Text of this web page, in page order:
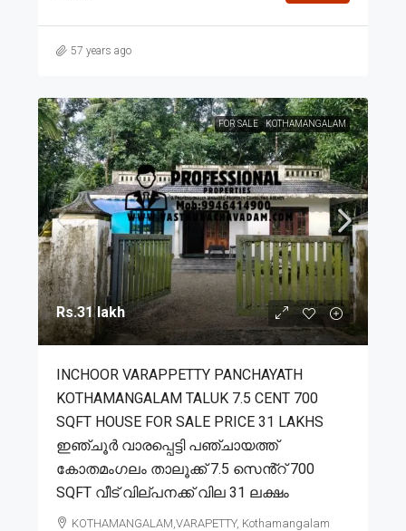
57 years ago
FOR SALE KOTHAMANGALAM
Rs.31 lakh
INCHOOR VARAPPETTY PANCHAYATH
KOTHAMANGALAM TALUK 7.5 CENT 700
SQFT HOUSE FOR SALE PRICE 31 LAKHS
ഇഞ്ചൂർ വാരപ്പെട്ടി പഞ്ചായത്ത്
കോതമംഗലം താലൂക്ക് 7.5 സെൻ്റ് 700
SQFT വീട് വില്പനക്ക് വില 31 ലക്ഷം
KOTHAMANGALAM,VARAPETTY, Kothamangalam